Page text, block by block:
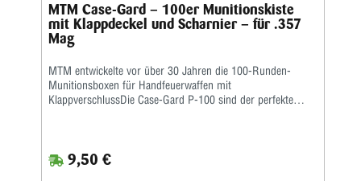
MTM Case-Gard – 100er Munitionskiste
mit Klappdeckel und Scharnier – für .357
Mag
MTM entwickelte vor über 30 Jahren die 100-Runden-
Munitionsboxen für Handfeuerwaffen mit
KlappverschlussDie Case-Gard P-100 sind der perfekte
griffige, abriebfeste Strukturoberfläche und sind stapelbar.
Auf den Snap-Lock-Verschluss und das mechanische
9,50 €